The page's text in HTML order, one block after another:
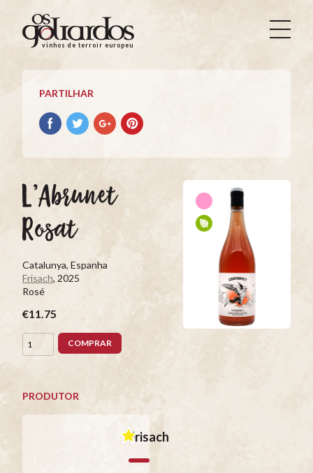
Os
Goliardos
Vinhos
Terroir
Europeus
vinhos de terroir europeus
PARTILHAR
Partilhar
no
Partilhar
no
Partilhar
no
Partilhar
no
L’Abrunet
Rosat
Catalunya, Espanha
Frisach, 2025
Rosé
€11.75
COMPRAR
PRODUTOR
Frisach